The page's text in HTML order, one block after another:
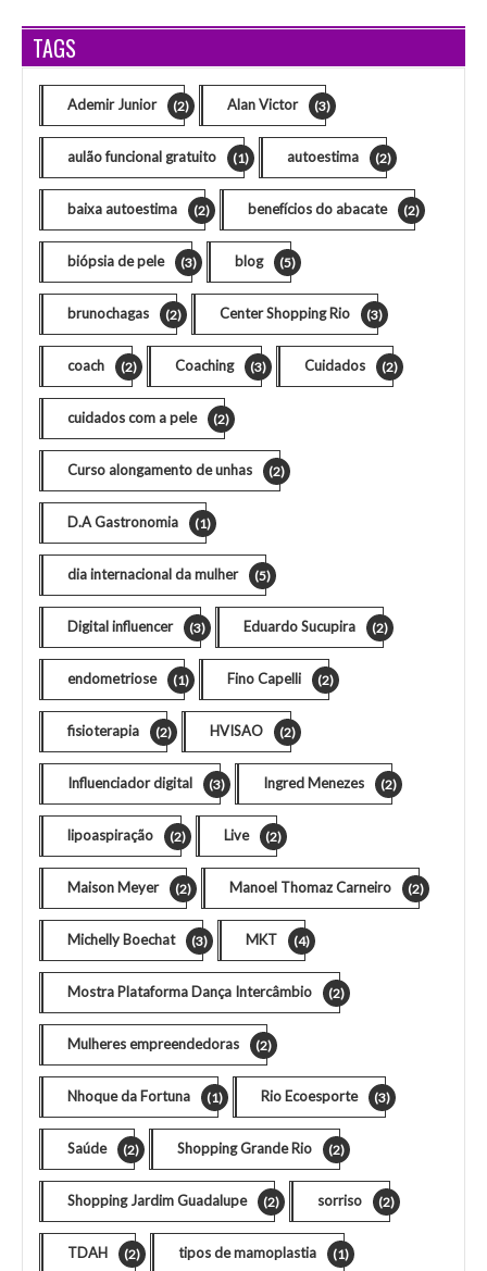
TAGS
Ademir Junior (2) Alan Victor (3)
aulão funcional gratuito (1) autoestima (2)
baixa autoestima (2) benefícios do abacate (2)
biópsia de pele (3) blog (5)
brunochagas (2) Center Shopping Rio (3)
coach (2) Coaching (3) Cuidados (2)
cuidados com a pele (2)
Curso alongamento de unhas (2)
D.A Gastronomia (1)
dia internacional da mulher (5)
Digital influencer (3) Eduardo Sucupira (2)
endometriose (1) Fino Capelli (2)
fisioterapia (2) HVISAO (2)
Influenciador digital (3) Ingred Menezes (2)
lipoaspiração (2) Live (2)
Maison Meyer (2) Manoel Thomaz Carneiro (2)
Michelly Boechat (3) MKT (4)
Mostra Plataforma Dança Intercâmbio (2)
Mulheres empreendedoras (2)
Nhoque da Fortuna (1) Rio Ecoesporte (3)
Saúde (2) Shopping Grande Rio (2)
Shopping Jardim Guadalupe (2) sorriso (2)
TDAH (2) tipos de mamoplastia (1)